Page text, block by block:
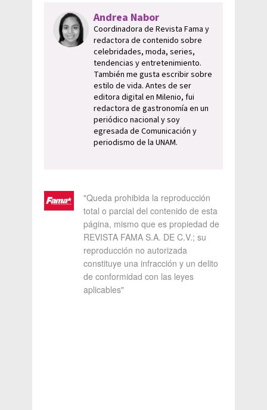
Andrea Nabor
Coordinadora de Revista Fama y
redactora de contenido sobre
celebridades, moda, series,
tendencias y entretenimiento.
También me gusta escribir sobre
estilo de vida. Antes de ser
editora digital en Milenio, fui
redactora de gastronomía en un
periódico nacional y soy
egresada de Comunicación y
periodismo de la UNAM.
"Queda prohibida la reproducción
total o parcial del contenido de esta
página, mismo que es propiedad de
REVISTA FAMA S.A. DE C.V.; su
reproducción no autorizada
constituye una infracción y un delito
de conformidad con las leyes
aplicables"